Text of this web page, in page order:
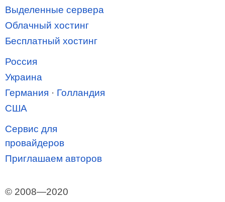
Выделенные сервера
Облачный хостинг
Бесплатный хостинг
Россия
Украина
Германия · Голландия
США
Сервис для
провайдеров
Приглашаем авторов
© 2008—2020